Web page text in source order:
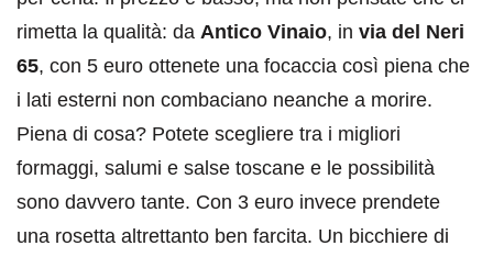
rimetta la qualità: da Antico Vinaio, in via del Neri
65, con 5 euro ottenete una focaccia così piena che
i lati esterni non combaciano neanche a morire.
Piena di cosa? Potete scegliere tra i migliori
formaggi, salumi e salse toscane e le possibilità
sono davvero tante. Con 3 euro invece prendete
una rosetta altrettanto ben farcita. Un bicchiere di